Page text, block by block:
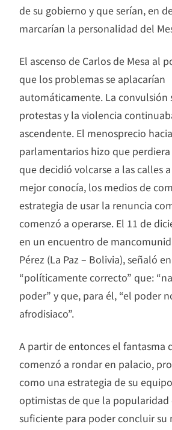
de su gobierno y que serían, en
marcarían la personalidad del
El ascenso de Carlos de Mesa al
que los problemas se aplacarían
automáticamente. La convulsión
protestas y la violencia
ascendente. El menosprecio
parlamentarios hizo que
que decidió volcarse a las calles
mejor conocía, los medios de
estrategia de usar la renuncia
comenzó a operarse. El 11 de
en un encuentro de
Pérez (La Paz – Bolivia), señaló
“políticamente correcto” que:
poder” y que, para él, “el poder
afrodisiaco”.
A partir de entonces el fantasma
comenzó a rondar en palacio,
como una estrategia de su
optimistas de que la popularidad
suficiente para poder concluir su